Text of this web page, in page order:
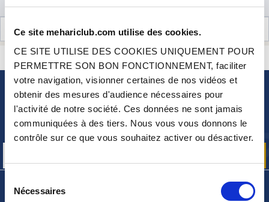
Ce site mehariclub.com utilise des cookies.
CE SITE UTILISE DES COOKIES UNIQUEMENT POUR
PERMETTRE SON BON FONCTIONNEMENT, faciliter
votre navigation, visionner certaines de nos vidéos et
obtenir des mesures d'audience nécessaires pour
l'activité de notre société. Ces données ne sont jamais
communiquées à des tiers. Nous vous vous donnons le
contrôle sur ce que vous souhaitez activer ou désactiver.
Nécessaires
AVIS CLIENTS (10)
CONTACTEZ-NOUS
NEWSLETTER
nos offres promos et actualités produits